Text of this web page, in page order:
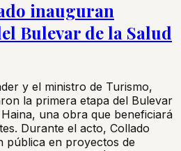
inauguran
Bulevar de la Salud
y el ministro de Turismo,
la primera etapa del Bulevar
una obra que beneficiará
Durante el acto, Collado
pública en proyectos de